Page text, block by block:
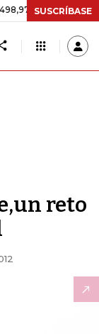
+$ 8.753,81 +2,19%
SUSCRÍBASE
reto